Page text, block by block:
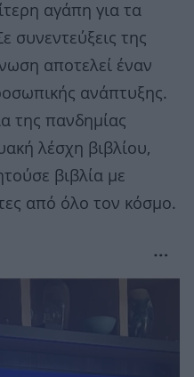
αγάπη για τα
συνεντεύξεις της
αποτελεί έναν
ανάπτυξης.
της πανδημίας
λέσχη βιβλίου,
βιβλία με
από όλο τον κόσμο.